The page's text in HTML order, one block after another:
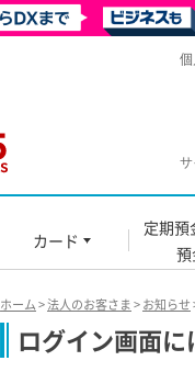
カード
定期預
ホーム>法人のお客さま>お知らせ
ログイン画面